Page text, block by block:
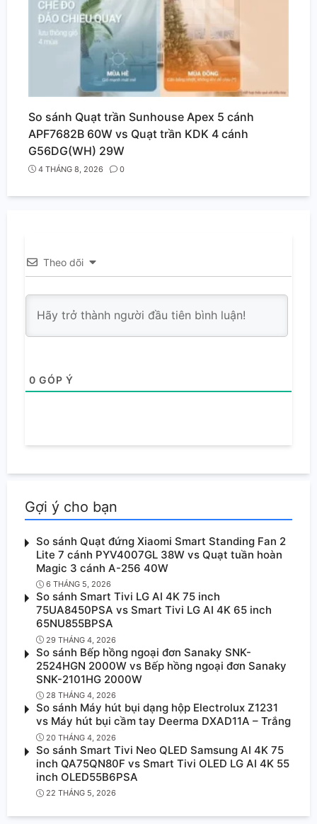
So sánh Quạt trần Sunhouse Apex 5 cánh
APF7682B 60W vs Quạt trần KDK 4 cánh
G56DG(WH) 29W
4 THÁNG 8, 2026 0
Theo dõi
0 GÓP Ý
Gợi ý cho bạn
So sánh Quạt đứng Xiaomi Smart Standing Fan 2
Lite 7 cánh PYV4007GL 38W vs Quạt tuần hoàn
Magic 3 cánh A-256 40W
6 THÁNG 5, 2026
So sánh Smart Tivi LG AI 4K 75 inch
75UA8450PSA vs Smart Tivi LG AI 4K 65 inch
65NU855BPSA
29 THÁNG 4, 2026
So sánh Bếp hồng ngoại đơn Sanaky SNK-
2524HGN 2000W vs Bếp hồng ngoại đơn Sanaky
SNK-2101HG 2000W
28 THÁNG 4, 2026
So sánh Máy hút bụi dạng hộp Electrolux Z1231
vs Máy hút bụi cầm tay Deerma DXAD11A – Trắng
20 THÁNG 4, 2026
So sánh Smart Tivi Neo QLED Samsung AI 4K 75
inch QA75QN80F vs Smart Tivi OLED LG AI 4K 55
inch OLED55B6PSA
22 THÁNG 5, 2026